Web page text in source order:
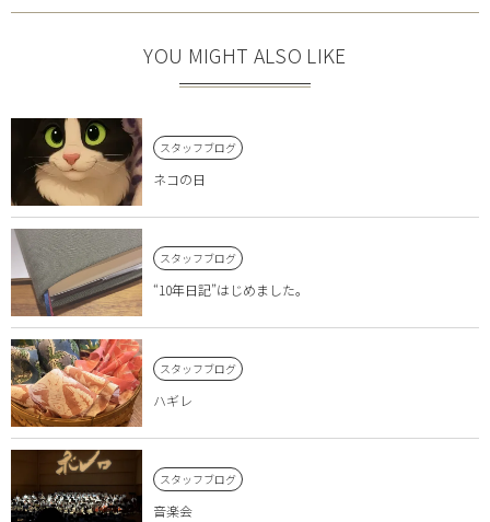
YOU MIGHT ALSO LIKE
スタッフブログ
ネコの日
スタッフブログ
“10年日記”はじめました。
スタッフブログ
ハギレ
スタッフブログ
音楽会